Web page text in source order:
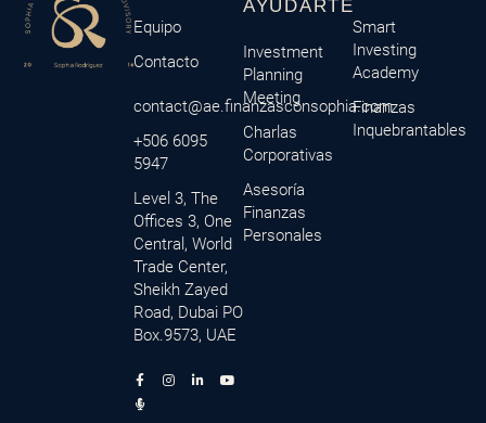
Equipo
Contacto
contact@ae.finanzasconsophia.com
+506 6095
5947
Level 3, The
Offices 3, One
Central, World
Trade Center,
Sheikh Zayed
Road, Dubai PO
Box.9573, UAE
F
a
c
e
I
n
L
i
Y
o
M
i
c
r
AYUDARTE
Investment
Planning
Meeting
Charlas
Corporativas
Asesoría
Finanzas
Personales
Smart
Investing
Academy
Finanzas
Inquebrantables